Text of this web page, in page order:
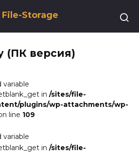
File-Storage
(ПК версия)
variable
in /sites/file-
plugins/wp-attachments/wp-
line 109
variable
in /sites/file-